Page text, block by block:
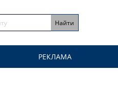
РЕКЛАМА